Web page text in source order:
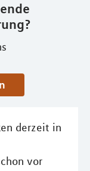
derzeit in
vor